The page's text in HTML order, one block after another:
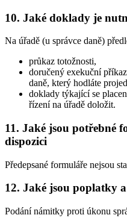
10. Jaké doklady je
Na úřadě (u správce daně)
průkaz totožnosti,
doručený exekuční
daně, který hodláte
doklady týkající se
řízení na úřadě doložit.
11. Jaké jsou potřebné
dispozici
Předepsané formuláře nejsou
12. Jaké jsou poplatky
Podání námitky proti úkonu